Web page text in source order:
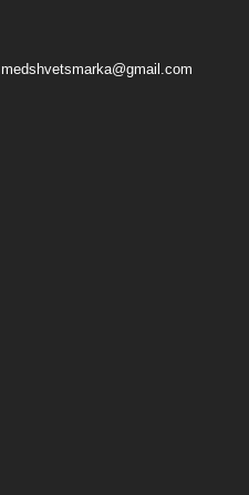
medshvetsmarka@gmail.com